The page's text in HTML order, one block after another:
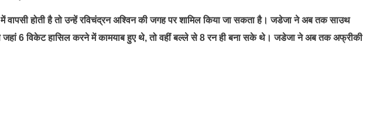
वापसी होती है तो उन्हें रविचंद्रन अश्विन की जगह पर शामिल किया जा सकता है। जडेजा ने अब तक साउथ
6 विकेट हासिल करने में कामयाब हुए थे, तो वहीं बल्ले से 8 रन ही बना सके थे। जडेजा ने अब तक अफ्रीकी